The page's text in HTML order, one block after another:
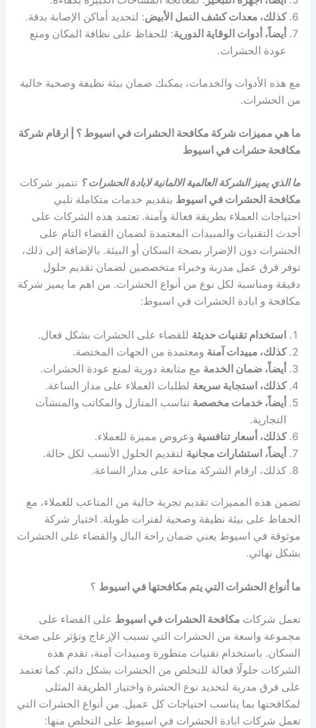
كذلك، معدات كشف النمل الأبيض: لتحديد أماكن الإصابة بدقة.
أيضاً، أدوات الوقاية الدورية: للحفاظ على نظافة المكان ومنع
عودة الحشرات.
مع هذه الأدوات والخدمات، يمكنك ضمان بيئة نظيفة وصحية خالية
من الحشرات.
ما هي مميزات شركة مكافحة الحشرات في اسيوط ؟ | ارقام شركة
مكافحة حشرات في اسيوط
ما الذي يميز الشركة العالمية الالمانية لابادة الحشرات ؟ تتميز شركات
مكافحة الحشرات في اسيوط بتقديم خدمات متكاملة تلبي
احتياجات العملاء بطريقة فعالة وآمنة. تعتمد هذه الشركات على
أحدث التقنيات والمبيدات المعتمدة لضمان القضاء التام على
الحشرات دون الإضرار بصحة السكان أو البيئة. بالإضافة إلى ذلك،
توفر فرق عمل مدربة وخبراء متخصصين لضمان تقديم حلول
دقيقة ومناسبة لكل نوع من أنواع الحشرات. من اهم ما يميز شركة
مكافحة و ابادة الحشرات في اسيوط:
استخدام تقنيات حديثة للقضاء على الحشرات بشكل فعال.
كذلك، مبيدات آمنة ومعتمدة من الجهات المختصة.
أيضاً، ضمان الخدمة مع متابعة دورية لمنع عودة الحشرات.
كذلك، استجابة سريعة لطلبات العملاء على مدار الساعة.
أيضاً، خدمات مخصصة تناسب المنازل والمكاتب والمنشآت
التجارية.
كذلك، أسعار تنافسية وعروض مميزة للعملاء.
أيضاً، استشارات مجانية لتقديم الحلول الأنسب لكل حالة.
كذلك، ارقام الشركة متاحة على مدار الساعة.
تضمن هذه المميزات تقديم تجربة خالية من المتاعب للعملاء، مع
الحفاظ على بيئة نظيفة وصحية لفترات طويلة. اختيار شركة
موثوقة في اسيوط يعني ضمان راحة البال والقضاء على الحشرات
بشكل نهائي.
ما أنواع الحشرات التي يتم مكافحتها في اسيوط ؟
تعمل شركاتمكافحة الحشرات في اسيوط على القضاء على
مجموعة واسعة من الحشرات التي تسبب الإزعاج وتؤثر على صحة
السكان. باستخدام تقنيات متطورة ومبيدات آمنة، تقدم هذه
الشركات حلولًا فعالة للتخلص من الحشرات بشكل دائم. كما تعتمد
على فرق مدربة لتحديد نوع الحشرة واختيار الطريقة المثلى
لمكافحتها بما يناسب احتياجات كل عميل. من أنواع الحشرات التي
تعمل شركات ابادة الحشرات في اسيوط على التخلص منها: